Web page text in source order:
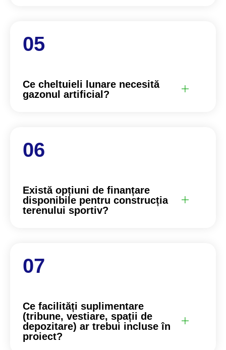
Ce cheltuieli lunare necesită
gazonul artificial?
Există opțiuni de finanțare
disponibile pentru construcția
terenului sportiv?
Ce facilități suplimentare
(tribune, vestiare, spații de
depozitare) ar trebui incluse în
proiect?